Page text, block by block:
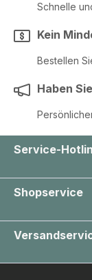
Schnelle
Kein
Bestellen
Haben
Service-
Shopservice